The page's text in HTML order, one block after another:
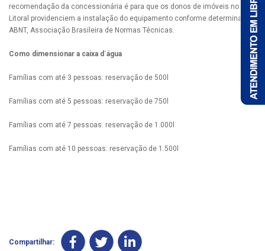
recomendação da concessionária é para que os donos de imóveis no
Litoral providenciem a instalação do equipamento conforme determina a
ABNT, Associação Brasileira de Normas Técnicas.
Como dimensionar a caixa d´água
Famílias com até 3 pessoas: reservação de 500l
Famílias com até 5 pessoas: reservação de 750l
Famílias com até 7 pessoas: reservação de 1.000l
Famílias com até 10 pessoas: reservação de 1.500l
Compartilhar: